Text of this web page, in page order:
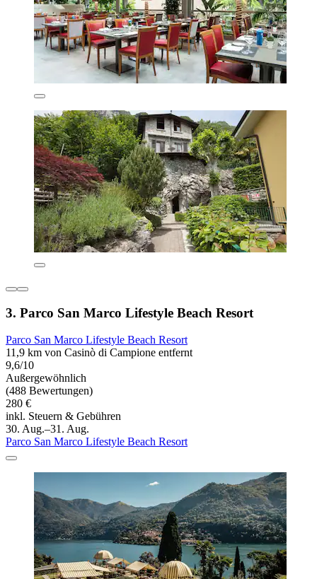
3. Parco San Marco Lifestyle Beach Resort
Parco San Marco Lifestyle Beach Resort
11,9 km von Casinò di Campione entfernt
9,6/10
Außergewöhnlich
(488 Bewertungen)
280 €
inkl. Steuern & Gebühren
30. Aug.–31. Aug.
Parco San Marco Lifestyle Beach Resort